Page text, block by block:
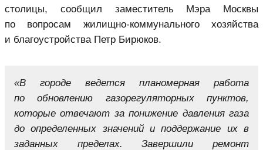
столицы, сообщил заместитель Мэра Москвы
по вопросам жилищно-коммунального хозяйства
и благоустройства Петр Бирюков.
«В городе ведется планомерная работа
по обновлению газорегуляторных пунктов,
которые отвечают за понижение давления газа
до определенных значений и поддержание их в
заданных пределах. Завершили ремонт